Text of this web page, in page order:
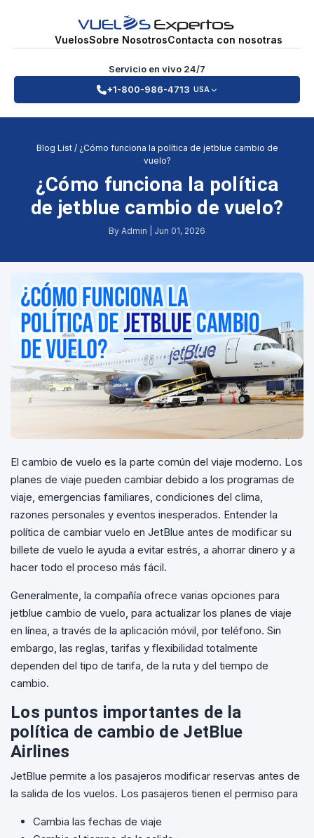
VuelosSobre NosotrosContacta con nosotras
Servicio en vivo 24/7
+1-800-986-4713 USA
Blog List/ ¿Cómo funciona la política de jetblue cambio de
vuelo?
¿Cómo funciona la política
de jetblue cambio de vuelo?
By Admin | Jun 01, 2026
El cambio de vuelo es la parte común del viaje moderno. Los
planes de viaje pueden cambiar debido a los programas de
viaje, emergencias familiares, condiciones del clima,
razones personales y eventos inesperados. Entender la
política de cambiar vuelo en JetBlue antes de modificar su
billete de vuelo le ayuda a evitar estrés, a ahorrar dinero y a
hacer todo el proceso más fácil.
Generalmente, la compañía ofrece varias opciones para
jetblue cambio de vuelo, para actualizar los planes de viaje
en línea, a través de la aplicación móvil, por teléfono. Sin
embargo, las reglas, tarifas y flexibilidad totalmente
dependen del tipo de tarifa, de la ruta y del tiempo de
cambio.
Los puntos importantes de la
política de cambio de JetBlue
Airlines
JetBlue permite a los pasajeros modificar reservas antes de
la salida de los vuelos. Los pasajeros tienen el permiso para
Cambia las fechas de viaje